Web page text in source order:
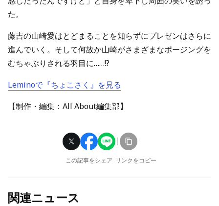
た。
藤吉の山崎愛はとどまることを知らずにプレゼンはさらに
進んでいく。そして何故か山崎がさまざまなポージングを
むちゃぶりされる羽目に……!?
Leminoで『ちょこさく』を見る
【制作・編集：All About編集部】
この記事をシェア リンクをコピー
関連ニュース